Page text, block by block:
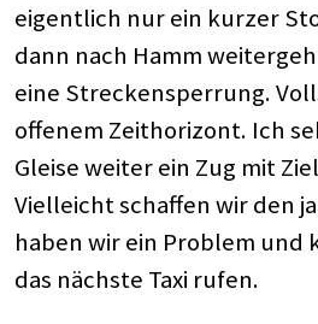
eigentlich nur ein kurzer
dann nach Hamm
eine Streckensperrung.
offenem Zeithorizont. Ich
Gleise weiter ein Zug mit
Vielleicht schaffen wir den
haben wir ein Problem und
das nächste Taxi rufen.